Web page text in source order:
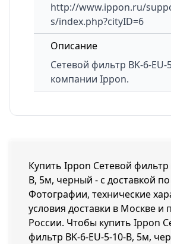
http://www.ippon.ru/
s/index.php?cityID=6
Описание
Сетевой фильтр BK-6-EU-
компании Ippon.
Купить Ippon Сетевой фильтр
B, 5м, черный - с доставкой
Фотографии, технические
условия доставки в Москве и
России. Чтобы купить Ippon
фильтр BK-6-EU-5-10-B, 5м,